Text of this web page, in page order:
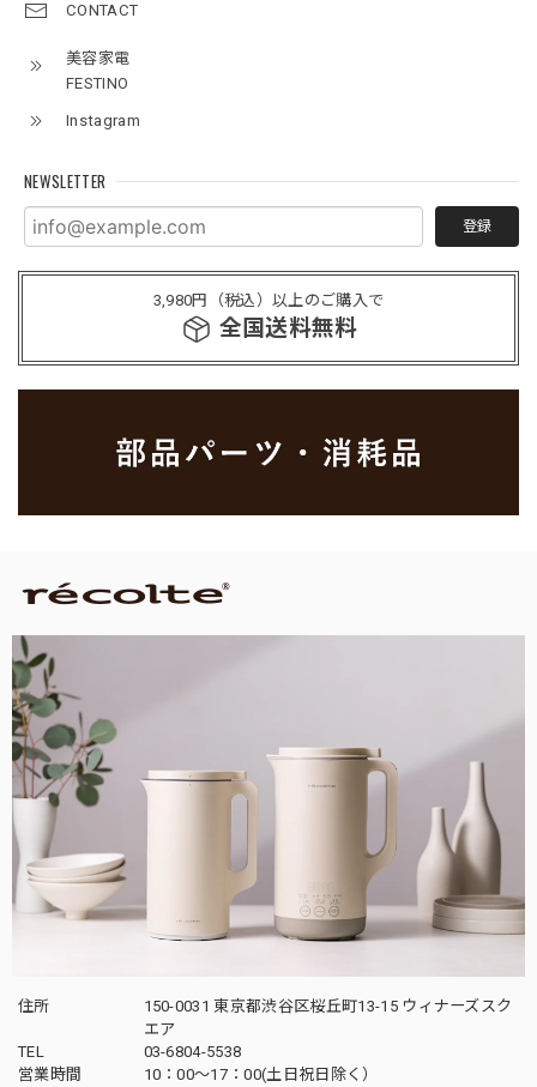
CONTACT
美容家電
FESTINO
Instagram
NEWSLETTER
登録
3,980円（税込）以上のご購入で
全国送料無料
住所
150-0031 東京都渋谷区桜丘町13-15 ウィナーズスク
エア
TEL
03-6804-5538
営業時間
10：00〜17：00(土日祝日除く）